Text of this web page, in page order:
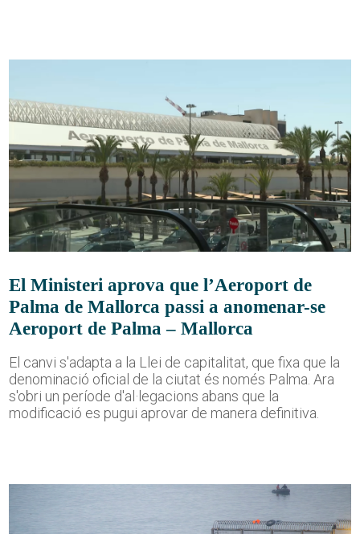
El Ministeri aprova que l’Aeroport de
Palma de Mallorca passi a anomenar-se
Aeroport de Palma – Mallorca
El canvi s'adapta a la Llei de capitalitat, que fixa que la
denominació oficial de la ciutat és només Palma. Ara
s'obri un període d'al·legacions abans que la
modificació es pugui aprovar de manera definitiva.